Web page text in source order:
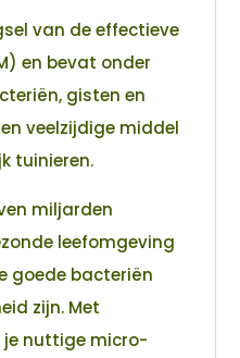
van de effectieve
en bevat onder
gisten en
veelzijdige middel
tuinieren.
miljarden
leefomgeving
goede bacteriën
zijn. Met
je nuttige micro-